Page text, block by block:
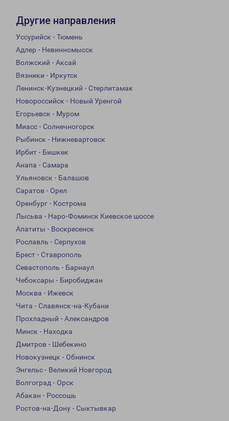
Другие направления
Уссурийск - Тюмень
Адлер - Невинномысск
Волжский - Аксай
Вязники - Иркутск
Ленинск-Кузнецкий - Стерлитамак
Новороссийск - Новый Уренгой
Егорьевск - Муром
Миасс - Солнечногорск
Рыбинск - Нижневартовск
Ирбит - Бишкек
Анапа - Самара
Ульяновск - Балашов
Саратов - Орел
Оренбург - Кострома
Лысьва - Наро-Фоминск Киевское шоссе
Апатиты - Воскресенск
Рославль - Серпухов
Брест - Ставрополь
Севастополь - Барнаул
Чебоксары - Биробиджан
Москва - Ижевск
Чита - Славянск-на-Кубани
Прохладный - Александров
Минск - Находка
Дмитров - Шебекино
Новокузнецк - Обнинск
Энгельс - Великий Новгород
Волгоград - Орск
Абакан - Россошь
Ростов-на-Дону - Сыктывкар